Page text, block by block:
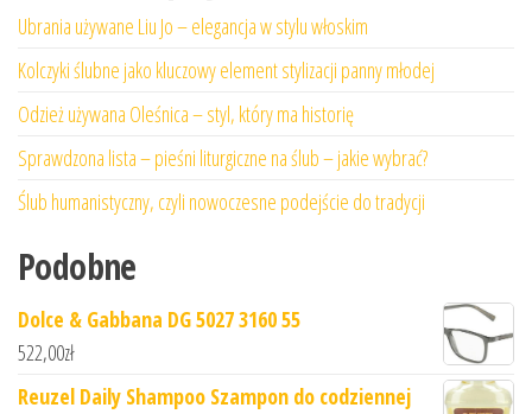
Ubrania używane Liu Jo – elegancja w stylu włoskim
Kolczyki ślubne jako kluczowy element stylizacji panny młodej
Odzież używana Oleśnica – styl, który ma historię
Sprawdzona lista – pieśni liturgiczne na ślub – jakie wybrać?
Ślub humanistyczny, czyli nowoczesne podejście do tradycji
Podobne
Dolce & Gabbana DG 5027 3160 55
522,00zł
Reuzel Daily Shampoo Szampon do codziennej